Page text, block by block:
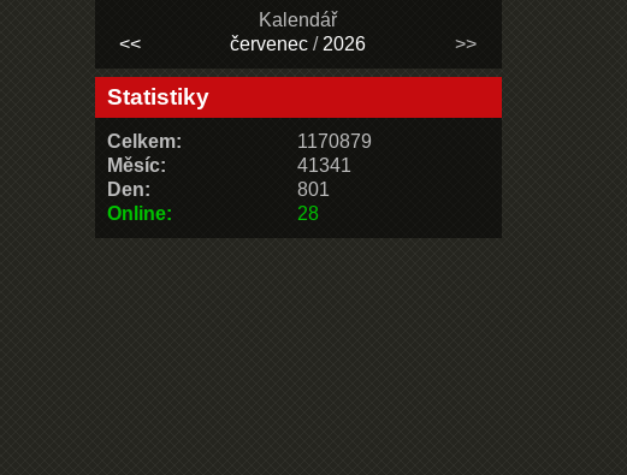
Kalendář
<<
červenec/ 2026 >>
Statistiky
Online: 28
Celkem:
1170879
Měsíc:
41341
Den:
801